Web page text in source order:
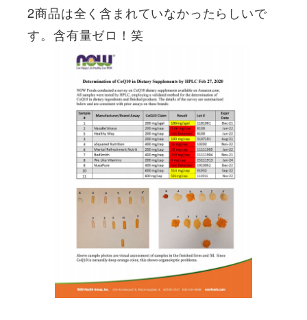
2商品は全く含まれていなかったらしいで
す。含有量ゼロ！笑